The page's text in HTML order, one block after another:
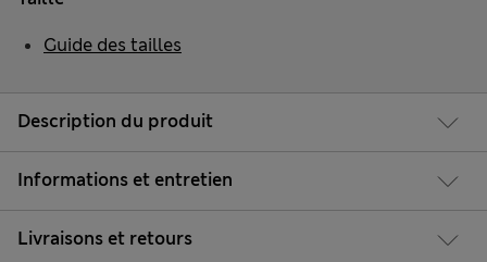
Description du produit
Informations et entretien
Livraisons et retours
Guide des tailles